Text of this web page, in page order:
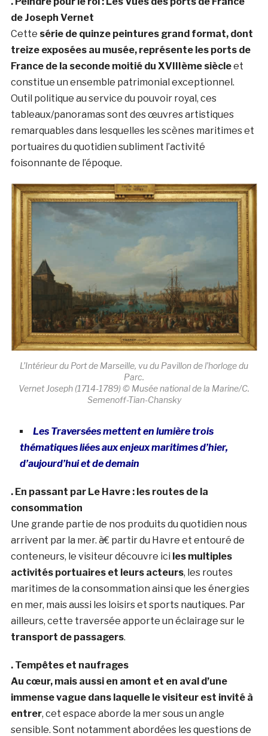
de Joseph Vernet
Cette série de quinze peintures grand format, dont
treize exposées au musée, représente les ports de
France de la seconde moitié du XVIIIème siècleet
constitue un ensemble patrimonial exceptionnel.
Outil politique au service du pouvoir royal, ces
tableaux/panoramas sont des œuvres artistiques
remarquables dans lesquelles les scènes maritimes et
portuaires du quotidien subliment l’activité
foisonnante de l’époque.
L’Intérieur du Port de Marseille, vu du Pavillon de l’horloge du
Parc.
Vernet Joseph (1714-1789) © Musée national de la Marine/C.
Semenoff-Tian-Chansky
Les Traversées mettent en lumière trois
thématiques liées aux enjeux maritimes d’hier,
d’aujourd’hui et de demain
. En passant par Le Havre : les routes de la
consommation
Une grande partie de nos produits du quotidien nous
arrivent par la mer. à€ partir du Havre et entouré de
conteneurs, le visiteur découvre ici les multiples
activités portuaires et leurs acteurs, les routes
maritimes de la consommation ainsi que les énergies
en mer, mais aussi les loisirs et sports nautiques. Par
ailleurs, cette traversée apporte un éclairage sur le
transport de passagers.
. Tempêtes et naufrages
Au cœur, mais aussi en amont et en aval d’une
immense vague dans laquelle le visiteur est invité à
entrer, cet espace aborde la mer sous un angle
sensible. Sont notamment abordées les questions de